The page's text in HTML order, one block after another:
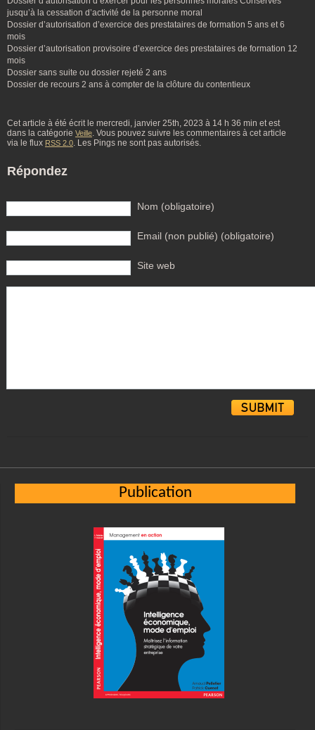
jusqu’à la cessation d’activité de la personne moral
Dossier d’autorisation d’exercice des prestataires de formation 5 ans et 6
mois
Dossier d’autorisation provisoire d’exercice des prestataires de formation 12
mois
Dossier sans suite ou dossier rejeté 2 ans
Dossier de recours 2 ans à compter de la clôture du contentieux
Cet article à été écrit le mercredi, janvier 25th, 2023 à 14 h 36 min et est
dans la catégorie Veille. Vous pouvez suivre les commentaires à cet article
via le flux RSS 2.0. Les Pings ne sont pas autorisés.
Répondez
Nom (obligatoire)
Email (non publié) (obligatoire)
Site web
Publication